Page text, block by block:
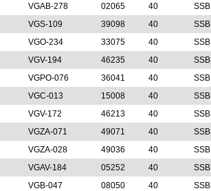
VGAB-278 02065 40 SSB
VGS-109 39098 40 SSB
VGO-234 33075 40 SSB
VGV-194 46235 40 SSB
VGPO-076 36041 40 SSB
VGC-013 15008 40 SSB
VGV-172 46213 40 SSB
VGZA-071 49071 40 SSB
VGZA-028 49036 40 SSB
VGAV-184 05252 40 SSB
VGB-047 08050 40 SSB